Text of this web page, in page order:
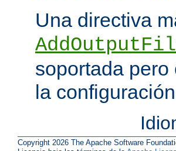
Una directiva
soportada
la
Copyright 2026 The Apache Software